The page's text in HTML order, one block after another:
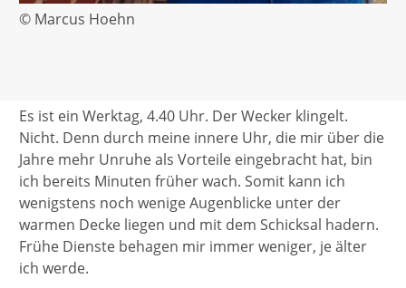
© Marcus Hoehn
Es ist ein Werktag, 4.40 Uhr. Der Wecker klingelt.
Nicht. Denn durch meine innere Uhr, die mir über die
Jahre mehr Unruhe als Vorteile eingebracht hat, bin
ich bereits Minuten früher wach. Somit kann ich
wenigstens noch wenige Augenblicke unter der
warmen Decke liegen und mit dem Schicksal hadern.
Frühe Dienste behagen mir immer weniger, je älter
ich werde.